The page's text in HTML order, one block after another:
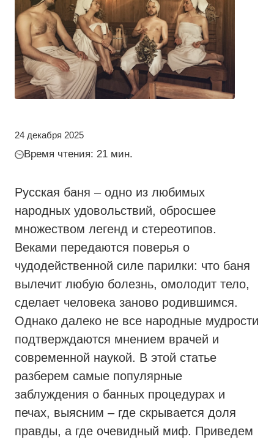
24 декабря 2025
Время чтения: 21 мин.
Русская баня – одно из любимых
народных удовольствий, обросшее
множеством легенд и стереотипов.
Веками передаются поверья о
чудодейственной силе парилки: что баня
вылечит любую болезнь, омолодит тело,
сделает человека заново родившимся.
Однако далеко не все народные мудрости
подтверждаются мнением врачей и
современной наукой. В этой статье
разберем самые популярные
заблуждения о банных процедурах и
печах, выясним – где скрывается доля
правды, а где очевидный миф. Приведем